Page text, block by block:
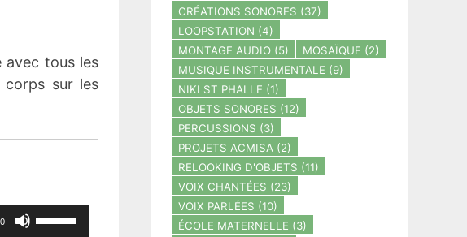
avec tous les
corps sur les
CRÉATIONS SONORES (37)
LOOPSTATION (4)
MONTAGE AUDIO (5) MOSAÏQUE (2)
MUSIQUE INSTRUMENTALE (9)
NIKI ST PHALLE (1)
OBJETS SONORES (12)
PERCUSSIONS (3)
PROJETS ACMISA (2)
RELOOKING D'OBJETS (11)
VOIX CHANTÉES (23)
VOIX PARLÉES (10)
ÉCOLE MATERNELLE (3)